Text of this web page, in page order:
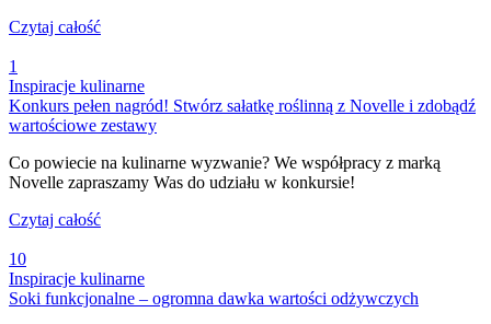
Czytaj całość
1
Inspiracje kulinarne
Konkurs pełen nagród! Stwórz sałatkę roślinną z Novelle i zdobądź
wartościowe zestawy
Co powiecie na kulinarne wyzwanie? We współpracy z marką
Novelle zapraszamy Was do udziału w konkursie!
Czytaj całość
10
Inspiracje kulinarne
Soki funkcjonalne – ogromna dawka wartości odżywczych